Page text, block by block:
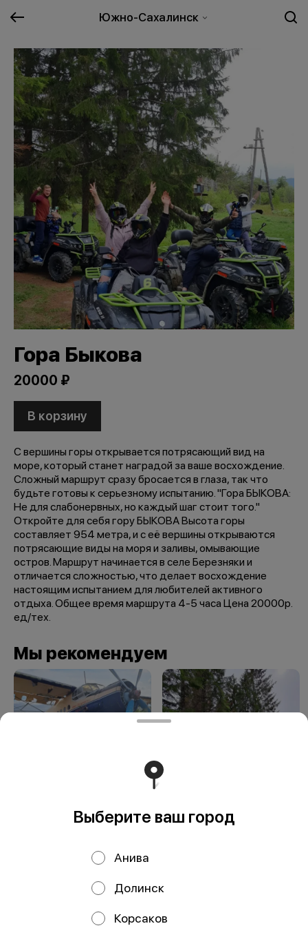
Южно-Сахалинск
Гора Быкова
20000 ₽
В корзину
С вершины горы открывается потрясающий вид на
море, который станет наградой за ваше восхождение.
Сложный маршрут сразу бросается в глаза, так что
будьте готовы к серьезному испытанию. "Гора БЫКОВА:
Не для слабонервных, но каждый шаг стоит того."
Откройте для себя гору БЫКОВА Высота горы
составляет 954 метра, и с её вершины открываются
потрясающие виды на моря и заливы, омывающие
остров. Маршрут начинается в селе Березняки и
отличается сложностью, что делает восхождение
настоящим испытанием для любителей активного
отдыха. Общее время маршрута 4-5 часа Цена 20000р.
ед/тех.
Мы рекомендуем
Старый аэродром
Предгорье Горы
ООО Мегаберезка. ком
Выберите ваш город
Анива
Долинск
Корсаков